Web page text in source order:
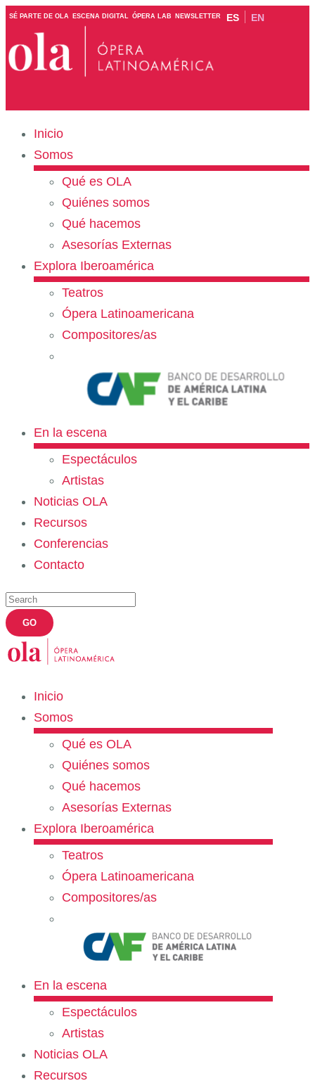
SÉ PARTE DE OLA ESCENA DIGITAL ÓPERA LAB NEWSLETTER ES EN
Inicio
Somos
Qué es OLA
Quiénes somos
Qué hacemos
Asesorías Externas
Explora Iberoamérica
Teatros
Ópera Latinoamericana
Compositores/as
En la escena
Espectáculos
Artistas
Noticias OLA
Recursos
Conferencias
Contacto
Inicio
Somos
Qué es OLA
Quiénes somos
Qué hacemos
Asesorías Externas
Explora Iberoamérica
Teatros
Ópera Latinoamericana
Compositores/as
En la escena
Espectáculos
Artistas
Noticias OLA
Recursos